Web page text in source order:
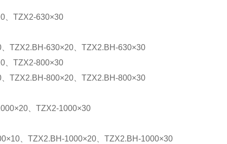
、 TZX2-630×30
、 TZX2.BH-630×20、 TZX2.BH-630×30
、 TZX2-800×30
、 TZX2.BH-800×20、 TZX2.BH-800×30
、 TZX2-1000×30
×10、 TZX2.BH-1000×20、 TZX2.BH-1000×30